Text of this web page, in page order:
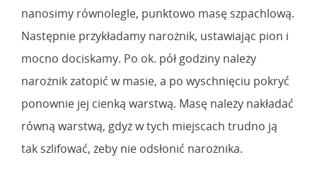
nanosimy równolegle, punktowo masę szpachlową.
Następnie przykładamy narożnik, ustawiając pion i
mocno dociskamy. Po ok. pół godziny należy
narożnik zatopić w masie, a po wyschnięciu pokryć
ponownie jej cienką warstwą. Masę należy nakładać
równą warstwą, gdyż w tych miejscach trudno ją
tak szlifować, żeby nie odsłonić narożnika.